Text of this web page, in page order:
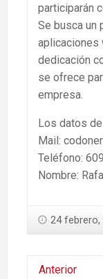
participarán
Se busca un
aplicaciones
dedicación
se ofrece
empresa.
Los datos
Mail:
Teléfono:
Nombre: Rafa
24 febrero,
Anterior